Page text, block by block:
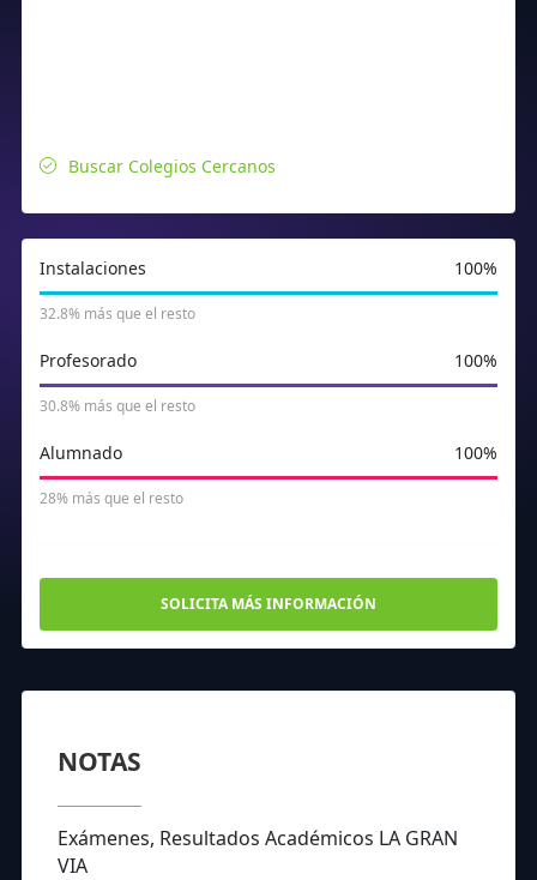
Buscar Colegios Cercanos
Instalaciones 100%
32.8% más que el resto
Profesorado 100%
30.8% más que el resto
Alumnado 100%
28% más que el resto
SOLICITA MÁS INFORMACIÓN
NOTAS
Exámenes, Resultados Académicos LA GRAN
VIA